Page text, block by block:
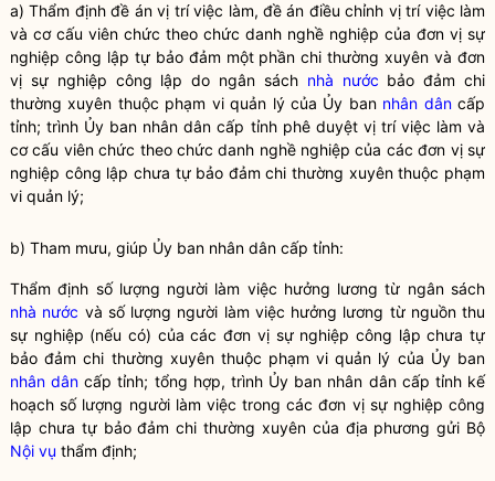
a) Thẩm định đề án vị trí việc làm, đề án điều chỉnh vị trí việc làm
và cơ cấu viên chức theo chức danh nghề nghiệp của đơn vị sự
nghiệp công lập tự bảo đảm một phần chi thường xuyên và đơn
vị sự nghiệp công lập do ngân sách nhà nước bảo đảm chi
thường xuyên thuộc phạm vi quản lý của Ủy ban nhân dâncấp
tỉnh; trình Ủy ban nhân dân cấp tỉnh phê duyệt vị trí việc làm và
cơ cấu viên chức theo chức danh nghề nghiệp của các đơn vị sự
nghiệp công lập chưa tự bảo đảm chi thường xuyên thuộc phạm
vi quản lý;
b) Tham mưu, giúp Ủy ban nhân dân cấp tỉnh:
Thẩm định số lượng người làm việc hưởng lương từ ngân sách
nhà nước và số lượng người làm việc hưởng lương từ nguồn thu
sự nghiệp (nếu có) của các đơn vị sự nghiệp công lập chưa tự
bảo đảm chi thường xuyên thuộc phạm vi quản lý của Ủy ban
nhân dân cấp tỉnh; tổng hợp, trình Ủy ban nhân dâncấp tỉnh kế
hoạch số lượng người làm việc trong các đơn vị sự nghiệp công
lập chưa tự bảo đảm chi thường xuyên của địa phương gửi Bộ
Nội vụ thẩm định;